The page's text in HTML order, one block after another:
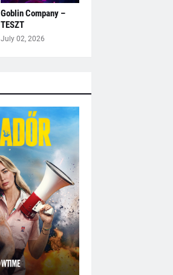
Goblin Company –
TESZT
July 02, 2026